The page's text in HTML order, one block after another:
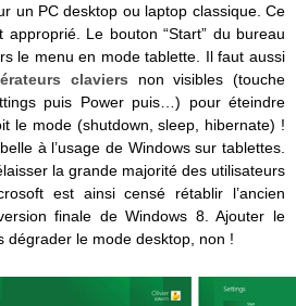
un PC desktop ou laptop classique. Ce
approprié. Le bouton “Start” du bureau
le menu en mode tablette. Il faut aussi
claviers non visibles (touche
puis Power puis…) pour éteindre
le mode (shutdown, sleep, hibernate) !
à l’usage de Windows sur tablettes.
la grande majorité des utilisateurs
est ainsi censé rétablir l’ancien
finale de Windows 8. Ajouter le
dégrader le mode desktop, non !